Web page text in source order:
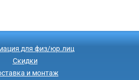
для физ/юр.лиц
Скидки
и монтаж